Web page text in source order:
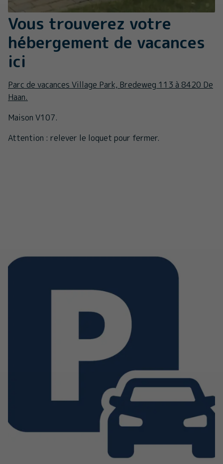
Vous trouverez votre
hébergement de vacances
ici
Parc de vacances Village Park, Bredeweg 113 à 8420 De
Haan.
Maison V107.
Attention : relever le loquet pour fermer.